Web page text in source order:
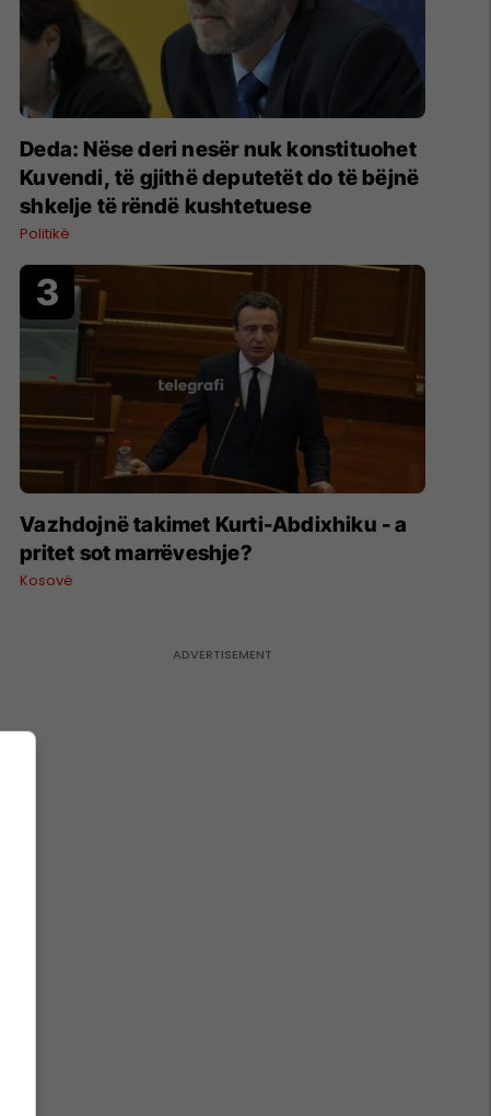
Deda: Nëse deri nesër nuk konstituohet
Kuvendi, të gjithë deputetët do të bëjnë
shkelje të rëndë kushtetuese
Politikë
Vazhdojnë takimet Kurti-Abdixhiku - a
pritet sot marrëveshje?
Kosovë